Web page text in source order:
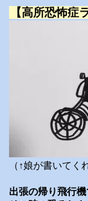
【高所恐怖症
（↑娘が書いてく
出張の帰り飛行